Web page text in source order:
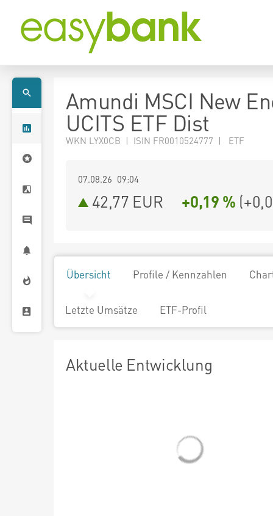
Amundi MSCI New
UCITS ETF Dist
WKN LYX0CB | ISIN FR0010524777 | ETF
07.08.26 09:04
42,77 EUR +0,19 % (
Übersicht Profile / Kennzahlen
Letzte Umsätze ETF-Profil
Aktuelle Entwicklung